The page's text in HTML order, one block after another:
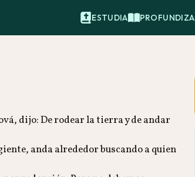
ESTUDIA PROFUNDIZA
dijo: De rodear la tierra y de andar
anda alrededor buscando a quien